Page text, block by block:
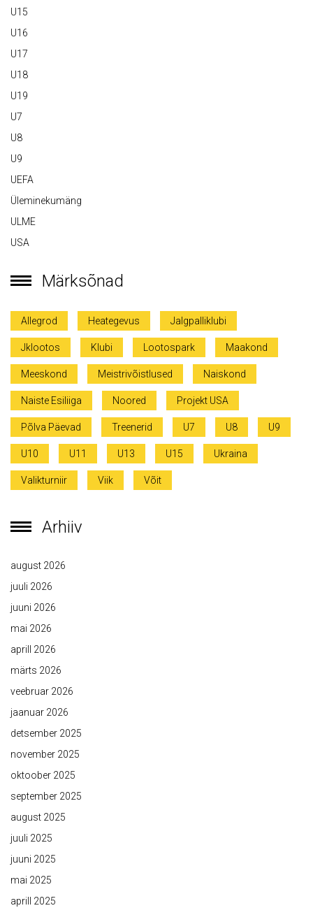
U15
U16
U17
U18
U19
U7
U8
U9
UEFA
Üleminekumäng
ULME
USA
Märksõnad
Allegrod Heategevus Jalgpalliklubi
Jklootos Klubi Lootospark Maakond
Meeskond Meistrivõistlused Naiskond
Naiste Esiliiga Noored Projekt USA
Põlva Päevad Treenerid U7 U8 U9
U10 U11 U13 U15 Ukraina
Valikturniir Viik Võit
Arhiiv
august 2026
juuli 2026
juuni 2026
mai 2026
aprill 2026
märts 2026
veebruar 2026
jaanuar 2026
detsember 2025
november 2025
oktoober 2025
september 2025
august 2025
juuli 2025
juuni 2025
mai 2025
aprill 2025